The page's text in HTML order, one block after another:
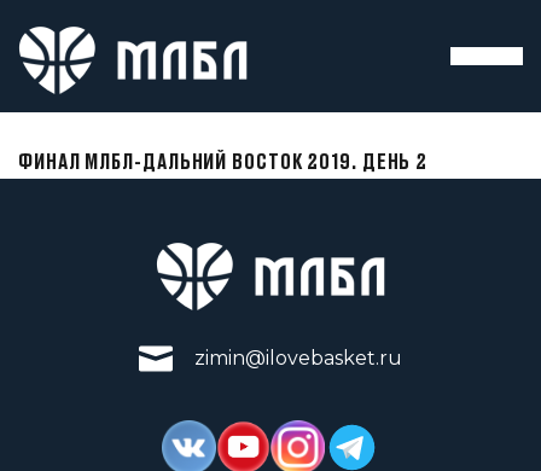
ФИНАЛ МЛБЛ-ДАЛЬНИЙ ВОСТОК 2019. ДЕНЬ 2
zimin@ilovebasket.ru